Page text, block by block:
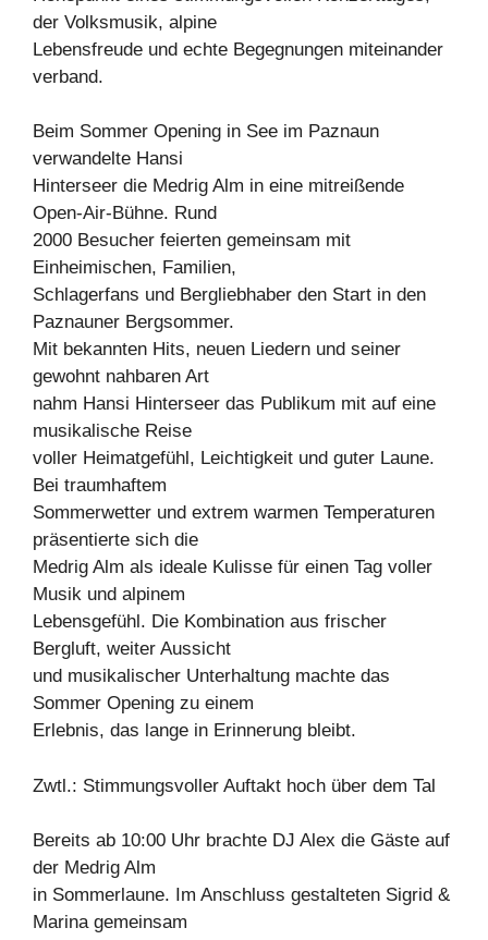
der Volksmusik, alpine
Lebensfreude und echte Begegnungen miteinander
verband.
Beim Sommer Opening in See im Paznaun
verwandelte Hansi
Hinterseer die Medrig Alm in eine mitreißende
Open-Air-Bühne. Rund
2000 Besucher feierten gemeinsam mit
Einheimischen, Familien,
Schlagerfans und Bergliebhaber den Start in den
Paznauner Bergsommer.
Mit bekannten Hits, neuen Liedern und seiner
gewohnt nahbaren Art
nahm Hansi Hinterseer das Publikum mit auf eine
musikalische Reise
voller Heimatgefühl, Leichtigkeit und guter Laune.
Bei traumhaftem
Sommerwetter und extrem warmen Temperaturen
präsentierte sich die
Medrig Alm als ideale Kulisse für einen Tag voller
Musik und alpinem
Lebensgefühl. Die Kombination aus frischer
Bergluft, weiter Aussicht
und musikalischer Unterhaltung machte das
Sommer Opening zu einem
Erlebnis, das lange in Erinnerung bleibt.
Zwtl.: Stimmungsvoller Auftakt hoch über dem Tal
Bereits ab 10:00 Uhr brachte DJ Alex die Gäste auf
der Medrig Alm
in Sommerlaune. Im Anschluss gestalteten Sigrid &
Marina gemeinsam